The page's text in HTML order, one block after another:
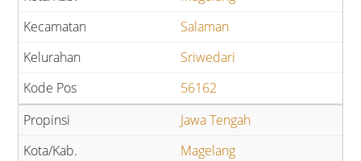
Salaman
Sriwedari
56162
Jawa Tengah
Magelang